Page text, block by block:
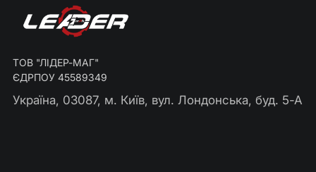
ТОВ "ЛІДЕР-МАГ"
ЄДРПОУ 45589349
Україна, 03087, м. Київ, вул. Лондонська, буд. 5-А